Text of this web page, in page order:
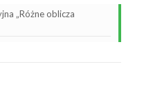
„Różne oblicza